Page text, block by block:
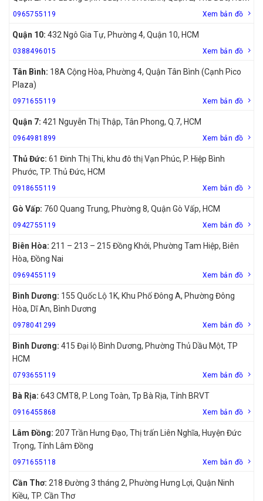
0965755119 Xem bản đồ
Quận 10: 432 Ngô Gia Tự, Phường 4, Quận 10, HCM
0388496015 Xem bản đồ
Tân Bình: 18A Cộng Hòa, Phường 4, Quận Tân Bình (Cạnh Pico
Plaza)
0971655119 Xem bản đồ
Quận 7: 421 Nguyễn Thị Thập, Tân Phong, Q.7, HCM
0964981899 Xem bản đồ
Thủ Đức: 61 Đinh Thị Thi, khu đô thị Vạn Phúc, P. Hiệp Bình
Phước, TP. Thủ Đức, HCM
0918655119 Xem bản đồ
Gò Vấp: 760 Quang Trung, Phường 8, Quận Gò Vấp, HCM
0942755119 Xem bản đồ
Biên Hòa: 211 – 213 – 215 Đồng Khởi, Phường Tam Hiệp, Biên
Hòa, Đồng Nai
0969455119 Xem bản đồ
Bình Dương: 155 Quốc Lộ 1K, Khu Phố Đông A, Phường Đông
Hòa, Dĩ An, Bình Dương
0978041299 Xem bản đồ
Bình Dương: 415 Đại lộ Bình Dương, Phường Thủ Dầu Một, TP
HCM
0793655119 Xem bản đồ
Bà Rịa: 643 CMT8, P. Long Toàn, Tp Bà Rịa, Tỉnh BRVT
0916455868 Xem bản đồ
Lâm Đồng: 207 Trần Hưng Đạo, Thị trấn Liên Nghĩa, Huyện Đức
Trọng, Tỉnh Lâm Đồng
0971655118 Xem bản đồ
Cần Thơ: 218 Đường 3 tháng 2, Phường Hưng Lợi, Quận Ninh
Kiều, TP. Cần Thơ